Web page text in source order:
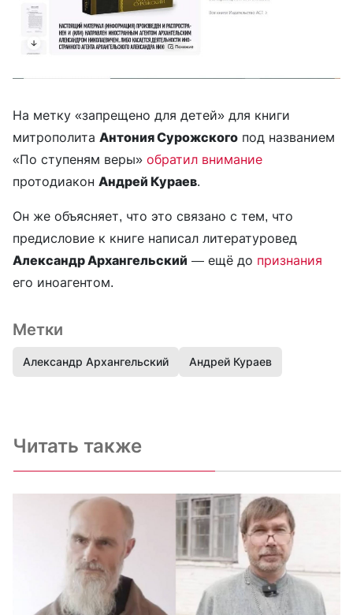
На метку «запрещено для детей» для книги
митрополита Антония Сурожского под названием
«По ступеням веры» обратил внимание
протодиакон Андрей Кураев.
Он же объясняет, что это связано с тем, что
предисловие к книге написал литературовед
Александр Архангельский — ещё до признания
его иноагентом.
Метки
Александр Архангельский Андрей Кураев
Читать также